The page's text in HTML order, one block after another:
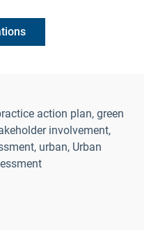
action plan, green
involvement,
urban, Urban